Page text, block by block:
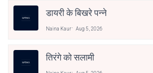
डायरी के बिखरे पन्ने
Naina Kaur Aug 5, 2026
तिरंगे को सलामी